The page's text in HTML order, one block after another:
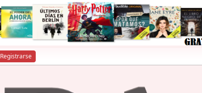
Registrarse